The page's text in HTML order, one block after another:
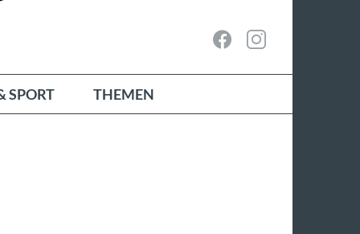
SPORT THEMEN